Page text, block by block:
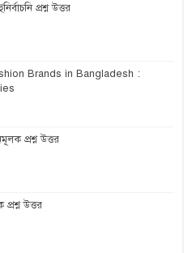
প্রশ্ন উত্তর
Brands in Bangladesh :
প্রশ্ন উত্তর
উত্তর